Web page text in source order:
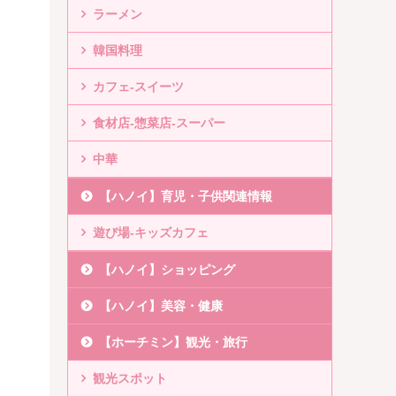
ラーメン
韓国料理
カフェ-スイーツ
食材店-惣菜店-スーパー
中華
【ハノイ】育児・子供関連情報
遊び場-キッズカフェ
【ハノイ】ショッピング
【ハノイ】美容・健康
【ホーチミン】観光・旅行
観光スポット